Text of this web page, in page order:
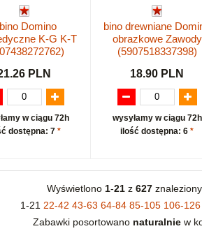
Domino
K-G K-T
PLN
w ciągu 72h
dostępna: 7 *
bino drewniane
obrazkowe Zawody
(5907518337398)
18.90 PLN
wysyłamy w ciągu 72h
ilość dostępna: 6 *
Wyświetlono 1-21z 627
1-21 22-42 43-63 64-84 85-105 106-126
Zabawki posortowano naturalniew